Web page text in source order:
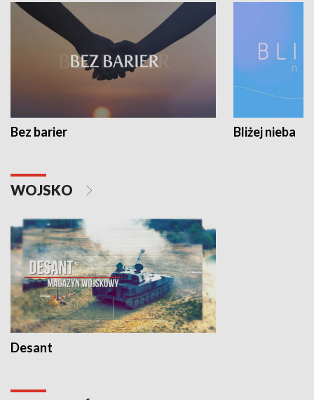
Bez barier Bliżej nieba
WOJSKO
Desant